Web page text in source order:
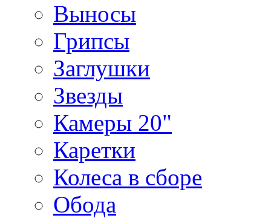
Выносы
Грипсы
Заглушки
Звезды
Камеры 20"
Каретки
Колеса в сборе
Обода